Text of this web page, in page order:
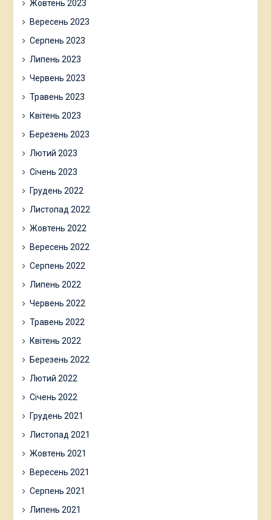
Жовтень 2023
Вересень 2023
Серпень 2023
Липень 2023
Червень 2023
Травень 2023
Квітень 2023
Березень 2023
Лютий 2023
Січень 2023
Грудень 2022
Листопад 2022
Жовтень 2022
Вересень 2022
Серпень 2022
Липень 2022
Червень 2022
Травень 2022
Квітень 2022
Березень 2022
Лютий 2022
Січень 2022
Грудень 2021
Листопад 2021
Жовтень 2021
Вересень 2021
Серпень 2021
Липень 2021